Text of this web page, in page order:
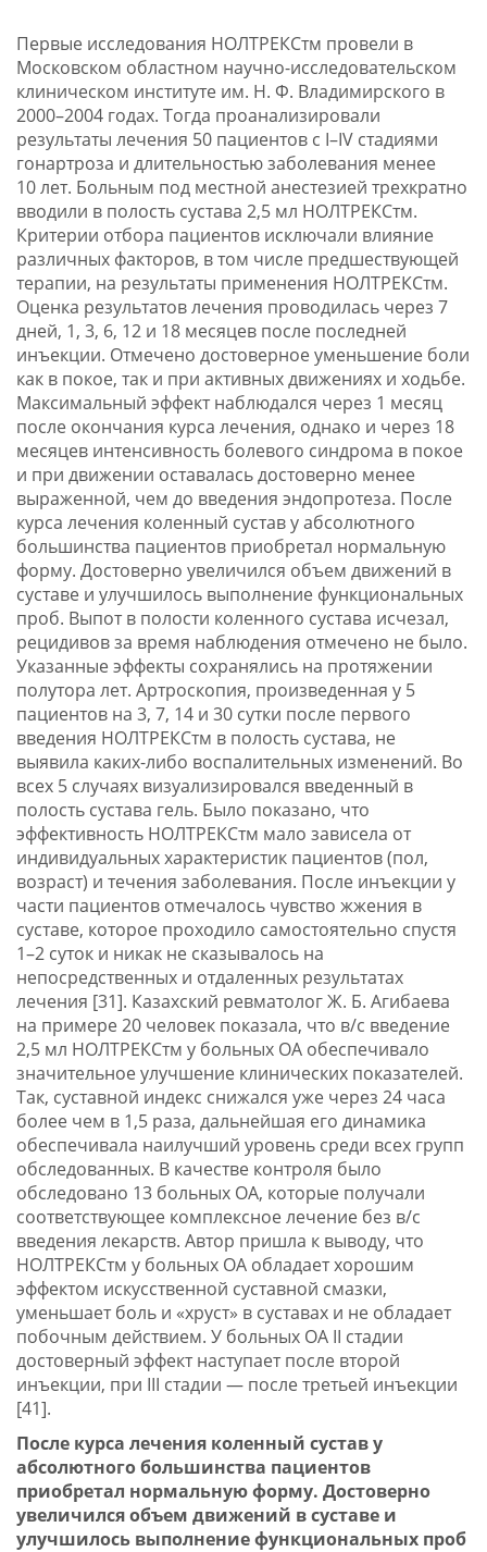
Первые исследования НОЛТРЕКСтм провели в
Московском областном научно-исследовательском
клиническом институте им. Н. Ф. Владимирского в
2000–2004 годах. Тогда проанализировали
результаты лечения 50 пациентов с I–IV стадиями
гонартроза и длительностью заболевания менее
10 лет. Больным под местной анестезией трехкратно
вводили в полость сустава 2,5 мл НОЛТРЕКСтм.
Критерии отбора пациентов исключали влияние
различных факторов, в том числе предшествующей
терапии, на результаты применения НОЛТРЕКСтм.
Оценка результатов лечения проводилась через 7
дней, 1, 3, 6, 12 и 18 месяцев после последней
инъекции. Отмечено достоверное уменьшение боли
как в покое, так и при активных движениях и ходьбе.
Максимальный эффект наблюдался через 1 месяц
после окончания курса лечения, однако и через 18
месяцев интенсивность болевого синдрома в покое
и при движении оставалась достоверно менее
выраженной, чем до введения эндопротеза. После
курса лечения коленный сустав у абсолютного
большинства пациентов приобретал нормальную
форму. Достоверно увеличился объем движений в
суставе и улучшилось выполнение функциональных
проб. Выпот в полости коленного сустава исчезал,
рецидивов за время наблюдения отмечено не было.
Указанные эффекты сохранялись на протяжении
полутора лет. Артроскопия, произведенная у 5
пациентов на 3, 7, 14 и 30 сутки после первого
введения НОЛТРЕКСтм в полость сустава, не
выявила каких-либо воспалительных изменений. Во
всех 5 случаях визуализировался введенный в
полость сустава гель. Было показано, что
эффективность НОЛТРЕКСтм мало зависела от
индивидуальных характеристик пациентов (пол,
возраст) и течения заболевания. После инъекции у
части пациентов отмечалось чувство жжения в
суставе, которое проходило самостоятельно спустя
1–2 суток и никак не сказывалось на
непосредственных и отдаленных результатах
лечения [31]. Казахский ревматолог Ж. Б. Агибаева
на примере 20 человек показала, что в/с введение
2,5 мл НОЛТРЕКСтм у больных ОА обеспечивало
значительное улучшение клинических показателей.
Так, суставной индекс снижался уже через 24 часа
более чем в 1,5 раза, дальнейшая его динамика
обеспечивала наилучший уровень среди всех групп
обследованных. В качестве контроля было
обследовано 13 больных ОА, которые получали
соответствующее комплексное лечение без в/с
введения лекарств. Автор пришла к выводу, что
НОЛТРЕКСтм у больных ОА обладает хорошим
эффектом искусственной суставной смазки,
уменьшает боль и «хруст» в суставах и не обладает
побочным действием. У больных ОА II стадии
достоверный эффект наступает после второй
инъекции, при III стадии — после третьей инъекции
[41].
После курса лечения коленный сустав у
абсолютного большинства пациентов
приобретал нормальную форму. Достоверно
увеличился объем движений в суставе и
улучшилось выполнение функциональных проб